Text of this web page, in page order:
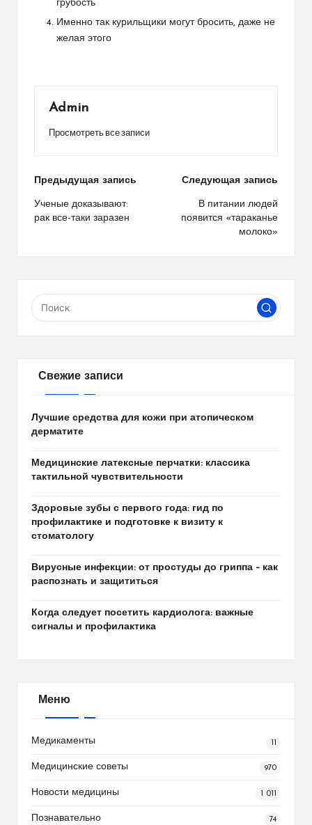
грубость
Именно так курильщики могут бросить, даже не
желая этого
Admin
Просмотреть все записи
Навигация
по
Предыдущая запись
Ученые доказывают:
рак все-таки заразен
Следующая запись
В питании людей
появится «тараканье
молоко»
Свежие записи
Лучшие средства для кожи при атопическом
дерматите
Медицинские латексные перчатки: классика
тактильной чувствительности
Здоровые зубы с первого года: гид по
профилактике и подготовке к визиту к
стоматологу
Вирусные инфекции: от простуды до гриппа – как
распознать и защититься
Когда следует посетить кардиолога: важные
сигналы и профилактика
Меню
Медикаменты
Медицинские советы 970
Новости медицины 1 011
Познавательно 74